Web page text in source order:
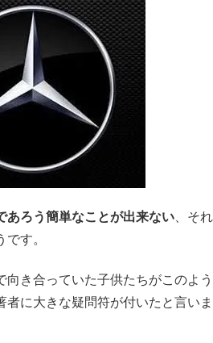
あろう簡単なことが出来ない 、それ
す。
向き合っていた子供たちがこのよう
者に大きな疑問符が付いたと言いま